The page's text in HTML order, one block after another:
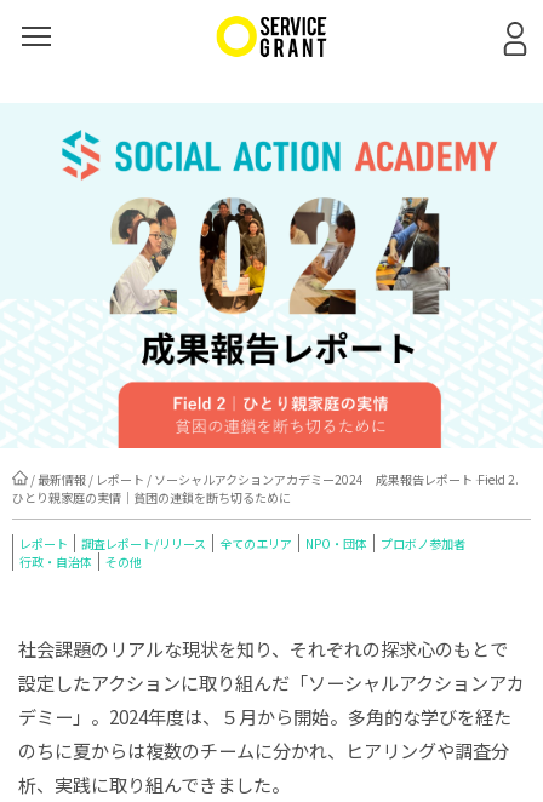
/最新情報 / レポート / ソーシャルアクションアカデミー2024 成果報告レポート ―― Field 2.
ひとり親家庭の実情｜貧困の連鎖を断ち切るために
レポート 調査レポート/リリース 全てのエリア NPO・団体
プロボノ参加者
行政・自治体
その他
社会課題のリアルな現状を知り、それぞれの探求心のもとで
設定したアクションに取り組んだ「ソーシャルアクションアカ
デミー」。2024年度は、５月から開始。多角的な学びを経た
のちに夏からは複数のチームに分かれ、ヒアリングや調査分
析、実践に取り組んできました。